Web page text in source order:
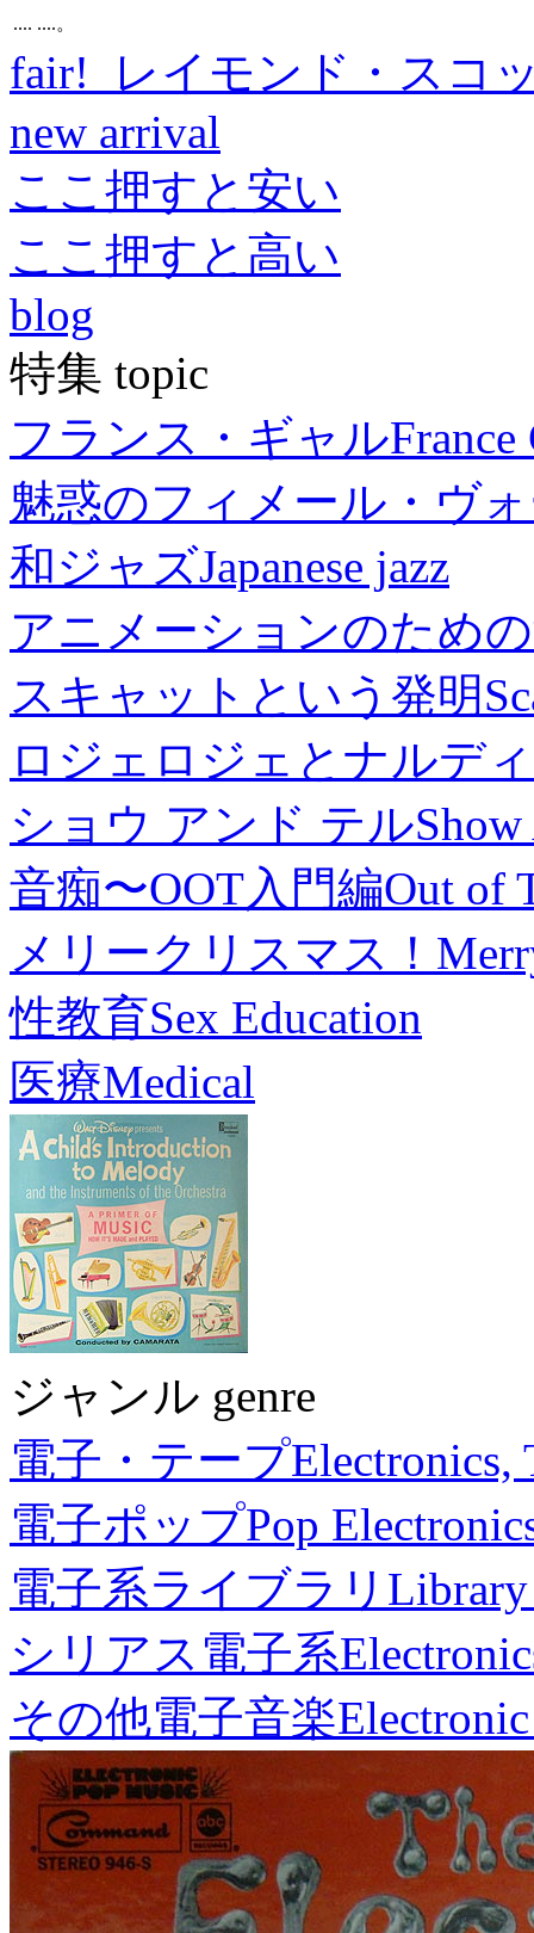
.... ....。
fair! レイモンド・スコ
new arrival
ここ押すと安い
ここ押すと高い
blog
特集 topic
フランス・ギャルFrance
魅惑のフィメール・ヴ
和ジャズJapanese jazz
アニメーションのため
スキャットという発明
ロジェロジェとナルデ
ショウ アンド テル
音痴〜OOT入門編Out of
メリークリスマス！
性教育Sex Education
医療Medical
ジャンル genre
電子・テープElectronics,
電子ポップPop
電子系ライブラリ
シリアス電子系
その他電子音楽